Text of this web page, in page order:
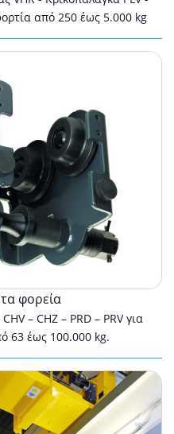
από 250 έως 5.000 kg
φορεία
– CHZ – PRD – PRV για
63 έως 100.000 kg.